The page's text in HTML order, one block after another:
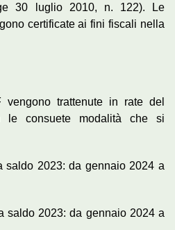
30 luglio 2010, n. 122). Le
certificate ai fini fiscali nella
vengono trattenute in rate del
le consuete modalità che si
saldo 2023: da gennaio 2024 a
saldo 2023: da gennaio 2024 a